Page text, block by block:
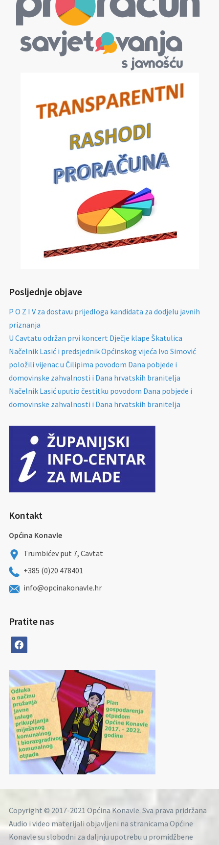
Posljednje objave
P O Z I V za dostavu prijedloga kandidata za dodjelu javnih
priznanja
U Cavtatu održan prvi koncert Dječje klape Škatulica
Načelnik Lasić i predsjednik Općinskog vijeća Ivo Simović
položili vijenac u Čilipima povodom Dana pobjede i
domovinske zahvalnosti i Dana hrvatskih branitelja
Načelnik Lasić uputio čestitku povodom Dana pobjede i
domovinske zahvalnosti i Dana hrvatskih branitelja
Kontakt
Općina Konavle
Trumbićev put 7, Cavtat
+385 (0)20 478401
info@opcinakonavle.hr
Pratite nas
facebook
Copyright © 2017-2021 Općina Konavle. Sva prava pridržana
Audio i video materijali objavljeni na stranicama Općine
Konavle su slobodni za daljnju upotrebu u promidžbene